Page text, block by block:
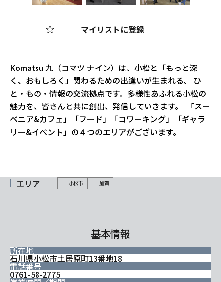
Komatsu 九（コマツ ナイン）は、小松と「もっと深
く、おもしろく」関わるための出逢いが生まれる、 ひ
と・もの・情報の交流拠点です。多様性あふれる小松の
魅力を、皆さんと共に創出、発信していきます。 「スー
ベニア&カフェ」「フード」「コワーキング」「ギャラ
リー&イベント」の４つのエリアがございます。
マイリストに登録
エリア 小松市 加賀
基本情報
所在地
石川県小松市土居原町13番地18
電話番号
0761-58-2775